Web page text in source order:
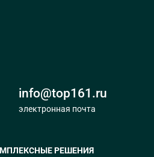
info@top161.ru
электронная почта
РЕШЕНИЯ